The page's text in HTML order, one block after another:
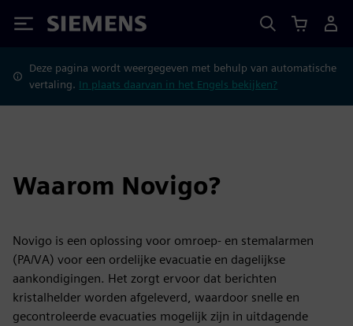
Siemens
Deze pagina wordt weergegeven met behulp van automatische
vertaling. In plaats daarvan in het Engels bekijken?
Waarom Novigo?
Novigo is een oplossing voor omroep- en stemalarmen
(PA/VA) voor een ordelijke evacuatie en dagelijkse
aankondigingen. Het zorgt ervoor dat berichten
kristalhelder worden afgeleverd, waardoor snelle en
gecontroleerde evacuaties mogelijk zijn in uitdagende